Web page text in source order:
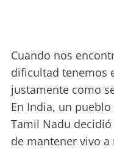
Cuando nos
dificultad tenemos
justamente como
En India, un
Tamil Nadu
de mantener vivo